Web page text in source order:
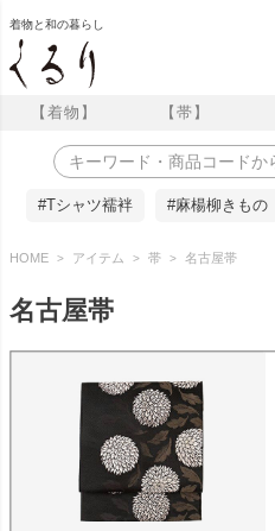
着物と和の暮らし
【着物】 【帯】
#Tシャツ襦袢 #麻楊柳きもの
HOME アイテム 帯 名古屋帯
名古屋帯